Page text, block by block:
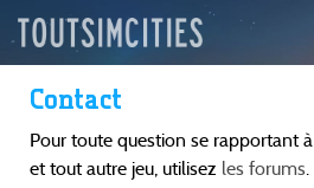
Contact
Pour toute question se rapportant
et tout autre jeu, utilisez les forums.